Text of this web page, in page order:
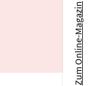
Zum Online-Magazin